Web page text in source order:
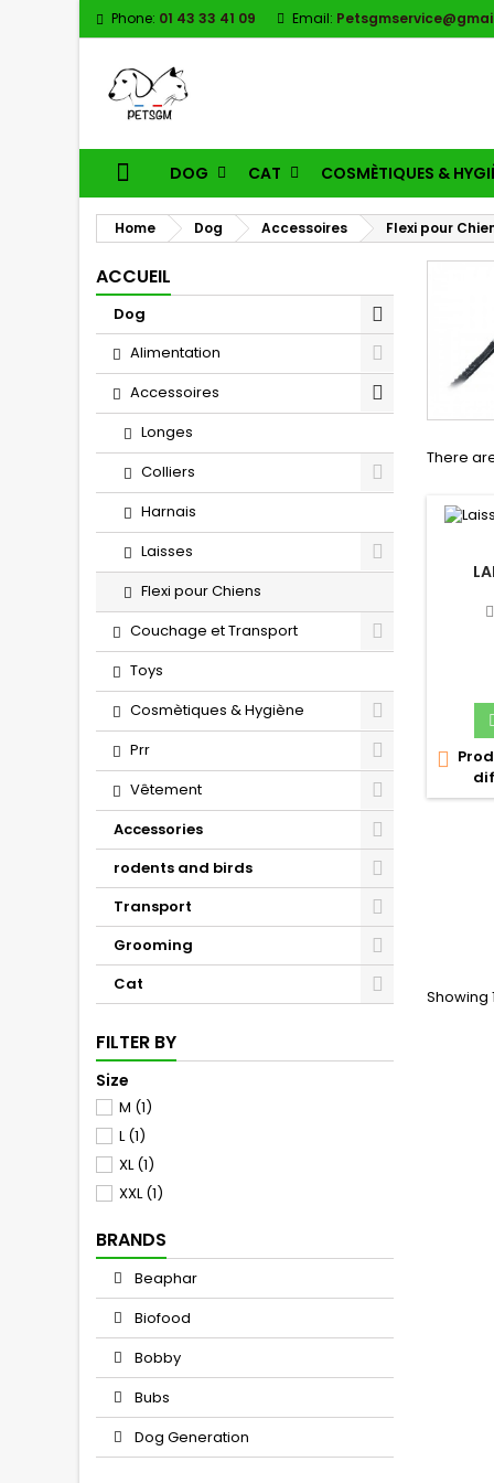
Phone: 01 43 33 41 09 Email:
DOG CAT COSMÈTIQUES &
Home Dog Accessoires Flexi pour
ACCUEIL
Dog
Alimentation
Accessoires
Longes
Colliers
Harnais
Laisses
Flexi pour Chiens
Couchage et Transport
Toys
Cosmètiques & Hygiène
Prr
Vêtement
Accessories
rodents and birds
Transport
Grooming
Cat
FILTER BY
Size
M (1)
L(1)
XL(1)
XXL(1)
BRANDS
Beaphar
Biofood
Bobby
Bubs
Dog Generation
There

Showing